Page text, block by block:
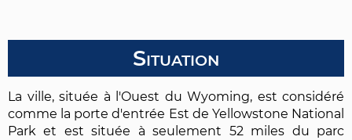
Situation
La ville, située à l'Ouest du Wyoming, est considéré
comme la porte d'entrée Est de Yellowstone National
Park et est située à seulement 52 miles du parc